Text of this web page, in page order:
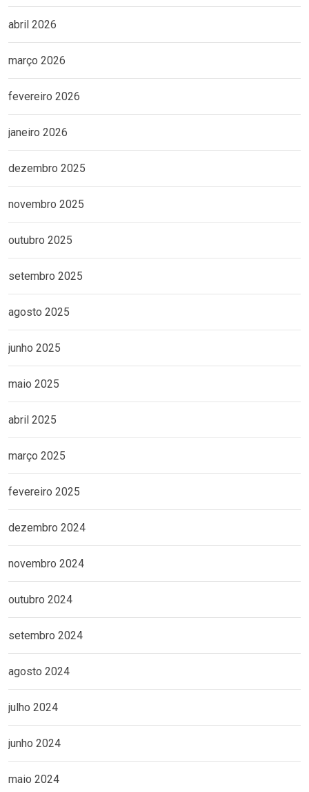
abril 2026
março 2026
fevereiro 2026
janeiro 2026
dezembro 2025
novembro 2025
outubro 2025
setembro 2025
agosto 2025
junho 2025
maio 2025
abril 2025
março 2025
fevereiro 2025
dezembro 2024
novembro 2024
outubro 2024
setembro 2024
agosto 2024
julho 2024
junho 2024
maio 2024